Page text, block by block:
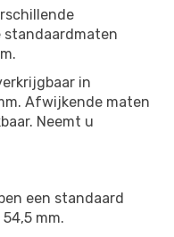
standaardmaten
in
Afwijkende maten
Neemt u
een standaard
mm.